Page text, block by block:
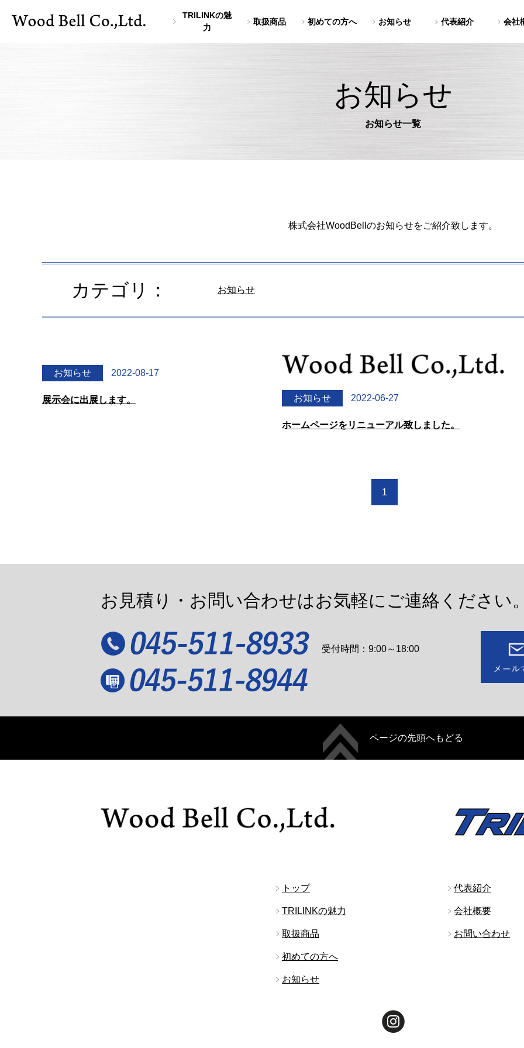
TRILINKの魅
力
取扱商品 初めての方へ お知らせ 代表紹介 会社
お知らせ
お知らせ一覧
株式会社WoodBellのお知らせをご紹介致します。
カテゴリ： お知らせ
お知らせ 2022-08-17
展示会に出展します。 お知らせ 2022-06-27
ホームページをリニューアル致しました。
1
お見積り・お問い合わせはお気軽にご連絡ください
受付時間：9:00～18:00
ページの先頭へもどる
トップ
TRILINKの魅力
取扱商品
初めての方へ
お知らせ
代表紹介
会社概要
お問い合わせ